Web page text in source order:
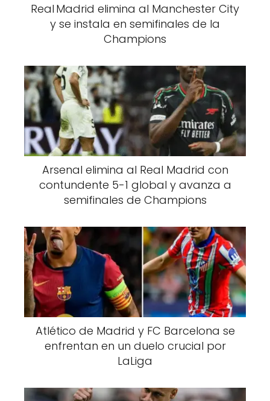
Real Madrid elimina al Manchester City
y se instala en semifinales de la
Champions
Arsenal elimina al Real Madrid con
contundente 5-1 global y avanza a
semifinales de Champions
Atlético de Madrid y FC Barcelona se
enfrentan en un duelo crucial por
LaLiga